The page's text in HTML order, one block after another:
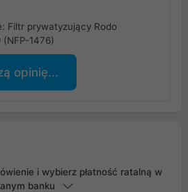
Filtr prywatyzujący Rodo
(NFP-1476)
opinię...
i wybierz płatność ratalną w
banku